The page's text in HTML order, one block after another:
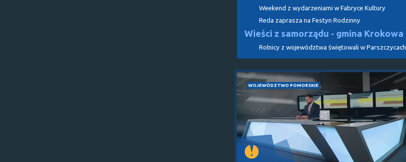
Weekend z wydarzeniami w Fabryce Kultury
Reda zaprasza na Festyn Rodzinny
Wieści z samorządu - gmina Krokowa
Rolnicy z województwa świętowali w Parszczycach
WOJEWÓDZTWO POMORSKIE